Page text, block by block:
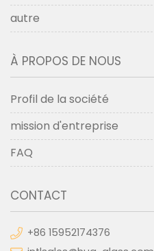
autre
À PROPOS DE NOUS
Profil de la société
mission d'entreprise
FAQ
CONTACT
+86 15952174376